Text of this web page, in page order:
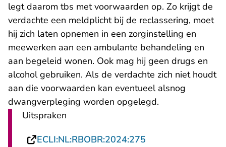
legt daarom tbs met voorwaarden op. Zo krijgt de
verdachte een meldplicht bij de reclassering, moet
hij zich laten opnemen in een zorginstelling en
meewerken aan een ambulante behandeling en
aan begeleid wonen. Ook mag hij geen drugs en
alcohol gebruiken. Als de verdachte zich niet houdt
aan die voorwaarden kan eventueel alsnog
dwangverpleging worden opgelegd.
Uitspraken
ECLI:NL:RBOBR:2024:275